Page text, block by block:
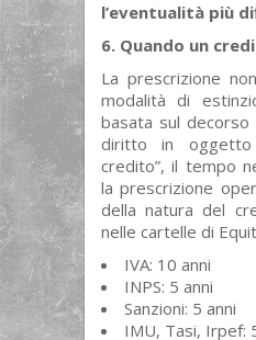
l’eventualità più
6. Quando un
La prescrizione
modalità di
basata sul
diritto in
credito”, il tempo
la prescrizione
della natura del
nelle cartelle di
IVA: 10 anni
INPS: 5 anni
Sanzioni: 5 anni
IMU, Tasi, Irpef: